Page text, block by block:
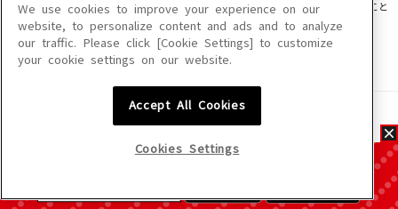
を問わず、著作権法の定める範囲を超えて無断で複製、転載、ファイル化などすること
を禁じます。
楽曲及びコンテンツは、機種によりご利用いただけない場合があります。
楽曲及びコンテンツの配信日、配信内容が変更になる場合があります。
We use cookies to improve your experience on our
website, to personalize content and ads and to analyze
our traffic. Please click [Cookie Settings] to customize
your cookie settings on our website.
Accept All Cookies
Cookies Settings